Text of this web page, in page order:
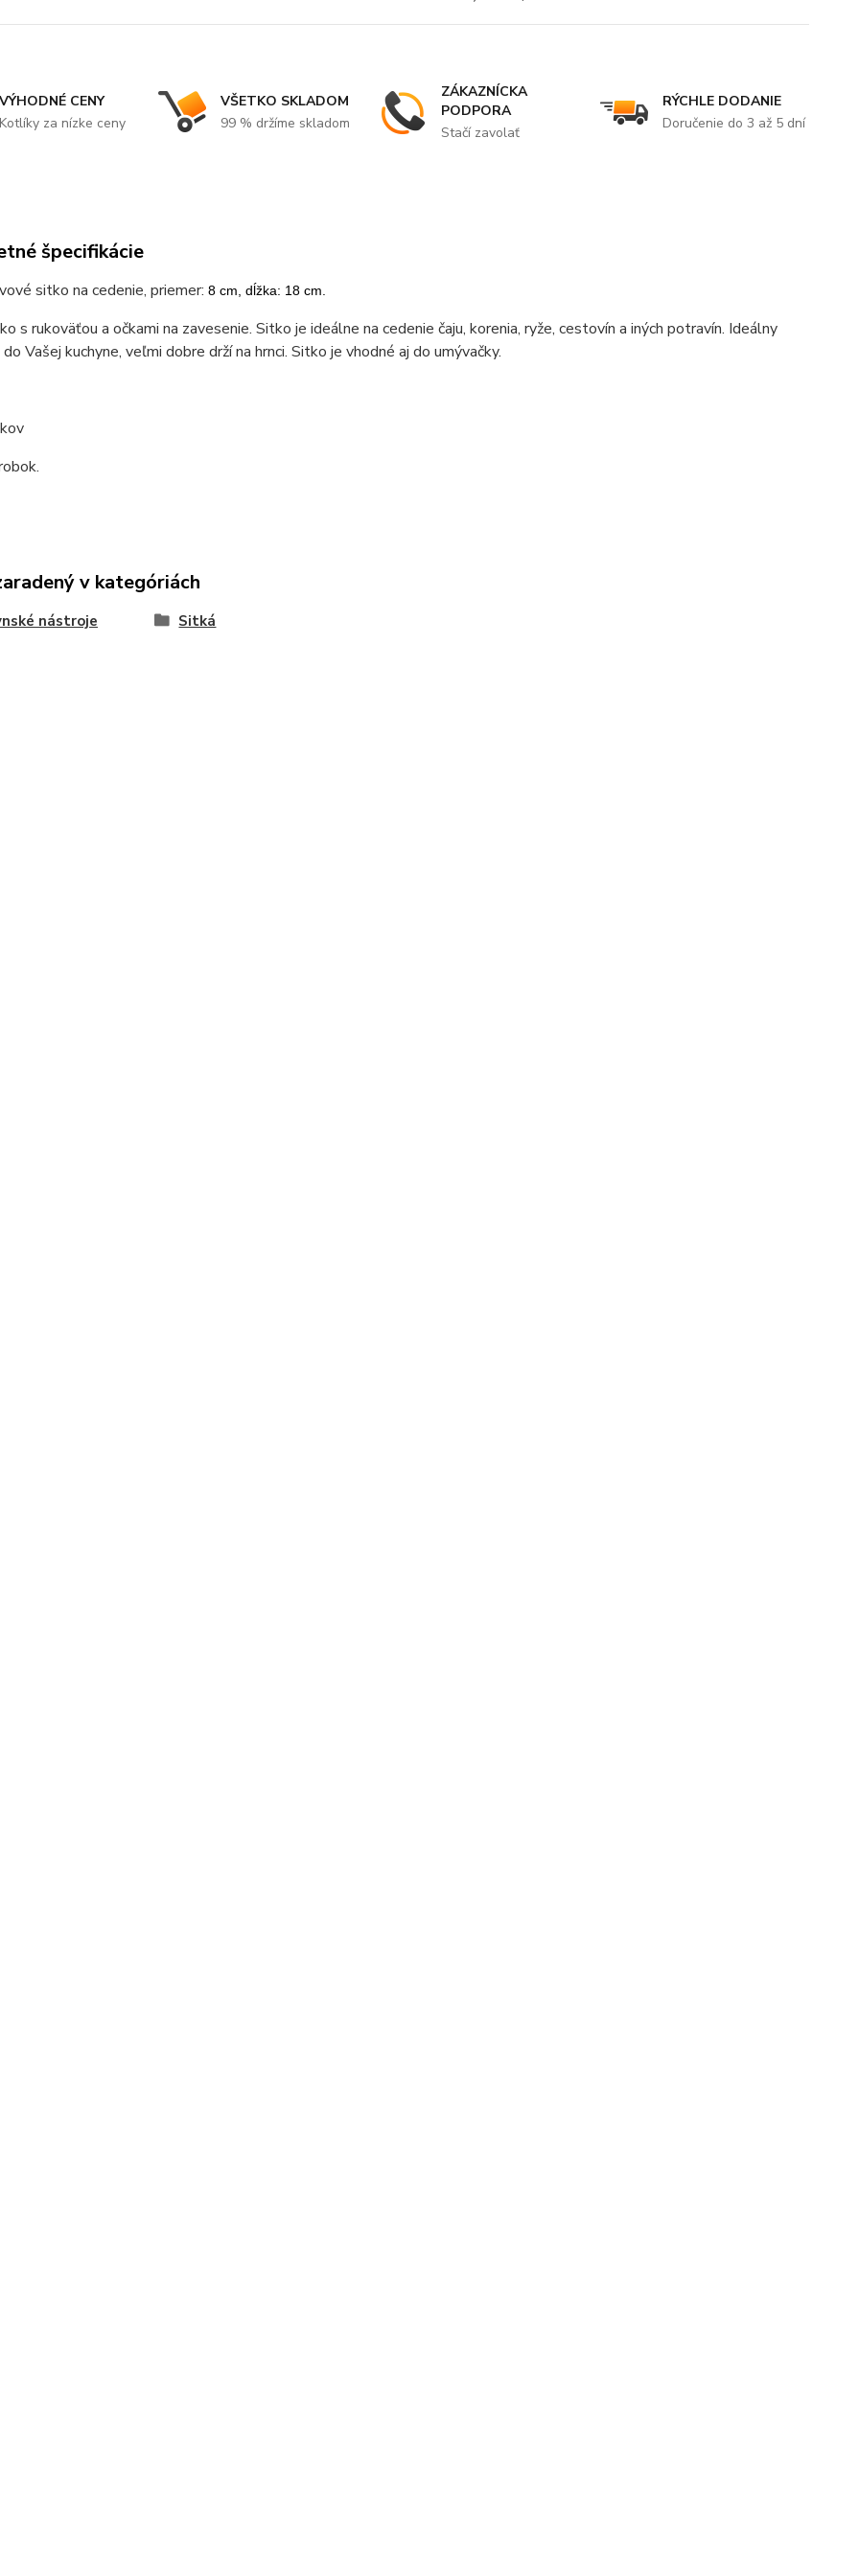
CENY
za nízke ceny
VŠETKO SKLADOM
99 % držíme skladom
ZÁKAZNÍCKA
PODPORA
Stačí zavolať
RÝCHLE DODANIE
Doručenie do 3 až 5 dní
špecifikácie
sitko na cedenie, priemer: 8 cm, dĺžka: 18 cm.
s rukoväťou a očkami na zavesenie. Sitko je ideálne na cedenie čaju, korenia, ryže, cestovín a iných potravín. Ideálny
Vašej kuchyne, veľmi dobre drží na hrnci. Sitko je vhodné aj do umývačky.
v kategóriách
nástroje Sitká